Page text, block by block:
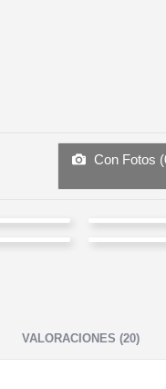
Con Fotos (
La mejor
proceso
Más
VALORACIONES (20)